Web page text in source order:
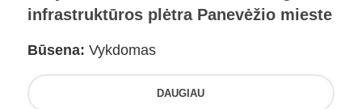
infrastruktūros plėtra Panevėžio mieste
Būsena: Vykdomas
DAUGIAU